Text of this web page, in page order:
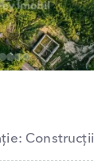
Сonstrucții